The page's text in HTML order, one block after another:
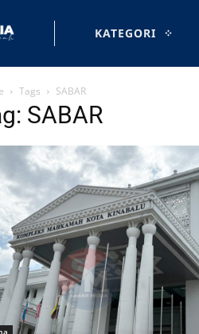
KATEGORI
Tags SABAR
SABAR